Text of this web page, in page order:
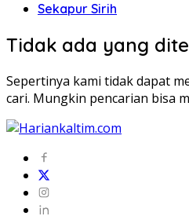
Sekapur Sirih
Tidak ada yang
Sepertinya kami tidak dapat
cari. Mungkin pencarian bisa